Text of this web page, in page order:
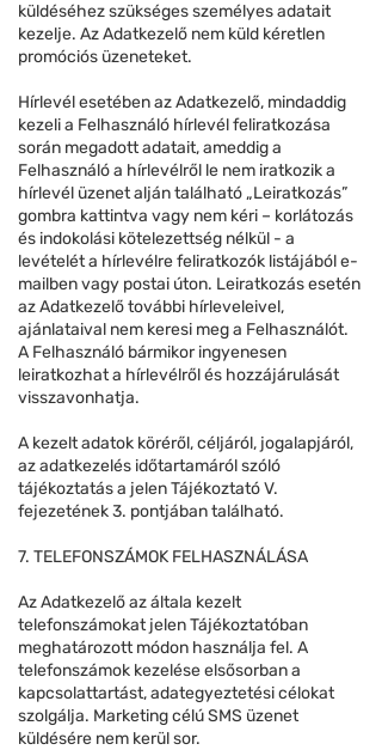
küldéséhez szükséges személyes adatait
kezelje. Az Adatkezelő nem küld kéretlen
promóciós üzeneteket.
Hírlevél esetében az Adatkezelő, mindaddig
kezeli a Felhasználó hírlevél feliratkozása
során megadott adatait, ameddig a
Felhasználó a hírlevélről le nem iratkozik a
hírlevél üzenet alján található „Leiratkozás”
gombra kattintva vagy nem kéri – korlátozás
és indokolási kötelezettség nélkül - a
levételét a hírlevélre feliratkozók listájából e-
mailben vagy postai úton. Leiratkozás esetén
az Adatkezelő további hírleveleivel,
ajánlataival nem keresi meg a Felhasználót.
A Felhasználó bármikor ingyenesen
leiratkozhat a hírlevélről és hozzájárulását
visszavonhatja.
A kezelt adatok köréről, céljáról, jogalapjáról,
az adatkezelés időtartamáról szóló
tájékoztatás a jelen Tájékoztató V.
fejezetének 3. pontjában található.
7. TELEFONSZÁMOK FELHASZNÁLÁSA
Az Adatkezelő az általa kezelt
telefonszámokat jelen Tájékoztatóban
meghatározott módon használja fel. A
telefonszámok kezelése elsősorban a
kapcsolattartást, adategyeztetési célokat
szolgálja. Marketing célú SMS üzenet
küldésére nem kerül sor.